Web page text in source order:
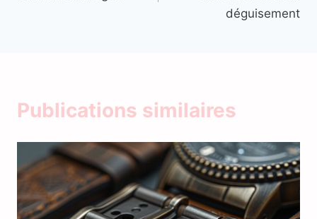
déguisement
Publications similaires